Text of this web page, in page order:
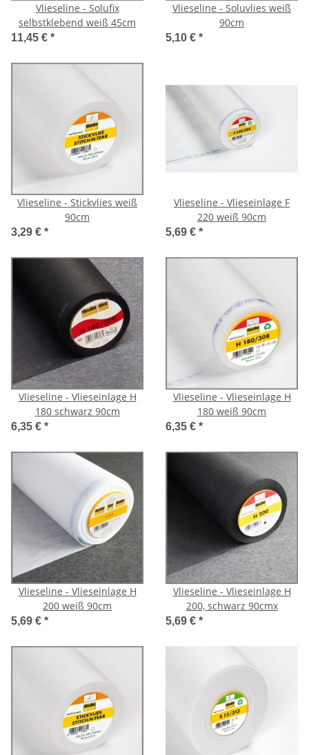
Vlieseline - Solufix
selbstklebend weiß 45cm
11,45 € *
Vlieseline - Soluvlies weiß
90cm
5,10 € *
Vlieseline - Stickvlies weiß
90cm
3,29 € *
Vlieseline - Vlieseinlage F
220 weiß 90cm
5,69 € *
Vlieseline - Vlieseinlage H
180 schwarz 90cm
6,35 € *
Vlieseline - Vlieseinlage H
180 weiß 90cm
6,35 € *
Vlieseline - Vlieseinlage H
200 weiß 90cm
5,69 € *
Vlieseline - Vlieseinlage H
200, schwarz 90cmx
5,69 € *